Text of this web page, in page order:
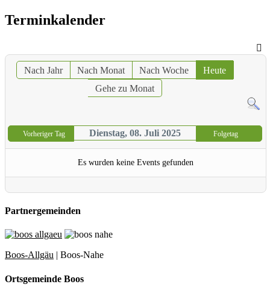
Terminkalender
Nach Jahr Nach Monat Nach Woche
Heute
Gehe zu Monat
Vorheriger Tag Dienstag, 08. Juli 2025 Folgetag
Es wurden keine Events gefunden
Partnergemeinden
Boos-Allgäu | Boos-Nahe
Ortsgemeinde Boos